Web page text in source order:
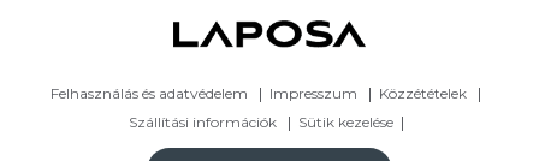
Felhasználás és adatvédelem Impresszum
Közzétételek
Szállítási információk
Sütik kezelése